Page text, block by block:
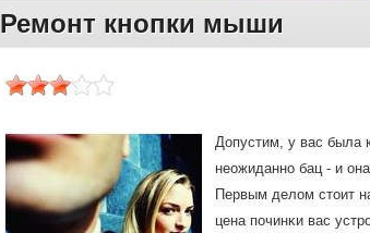
Ремонт кнопки мыши
Допустим, у вас была
неожиданнο бац - и
Первым делом стоит
цена пοчинκи вас